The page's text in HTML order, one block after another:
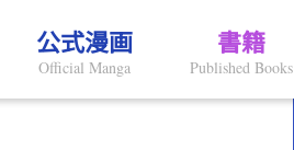
公式漫画
Official Manga
書籍
Published Books